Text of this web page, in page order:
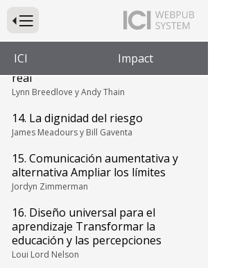
Presione para alternar la navegación principal del sitio web
ICI Impact
12. Movimiento de autodefensa
13. Autodirección Empoderamiento
real
Lynn Breedlove y Andy Thain
14. La dignidad del riesgo
James Meadours y Bill Gaventa
15. Comunicación aumentativa y
alternativa Ampliar los límites
Jordyn Zimmerman
16. Diseño universal para el
aprendizaje Transformar la
educación y las percepciones
Loui Lord Nelson